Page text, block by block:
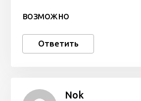
возможно
Ответить
Nok